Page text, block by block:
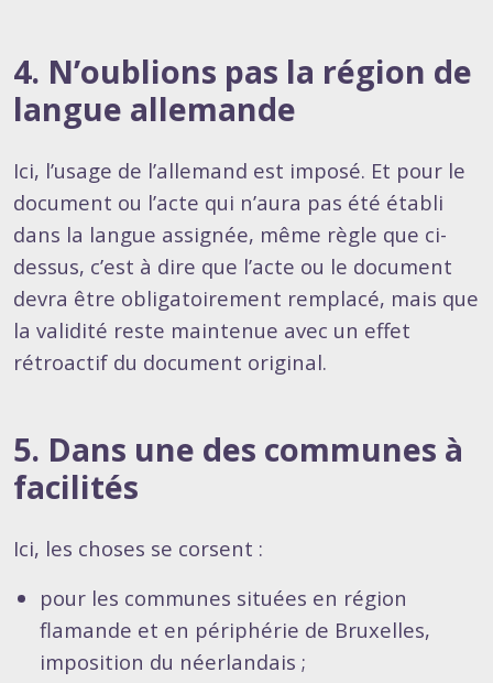
4. N’oublions pas la région de
langue allemande
Ici, l’usage de l’allemand est imposé. Et pour le
document ou l’acte qui n’aura pas été établi
dans la langue assignée, même règle que ci-
dessus, c’est à dire que l’acte ou le document
devra être obligatoirement remplacé, mais que
la validité reste maintenue avec un effet
rétroactif du document original.
5. Dans une des communes à
facilités
Ici, les choses se corsent :
pour les communes situées en région
flamande et en périphérie de Bruxelles,
imposition du néerlandais ;